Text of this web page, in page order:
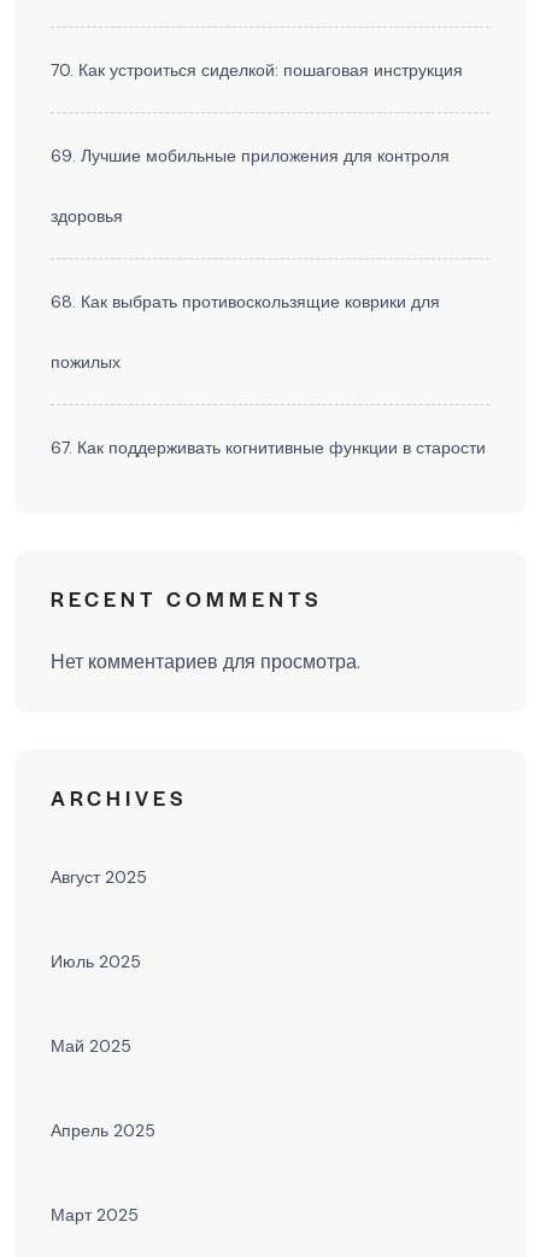
70. Как устроиться сиделкой: пошаговая инструкция
69. Лучшие мобильные приложения для контроля
здоровья
68. Как выбрать противоскользящие коврики для
пожилых
67. Как поддерживать когнитивные функции в старости
RECENT COMMENTS
Нет комментариев для просмотра.
ARCHIVES
Август 2025
Июль 2025
Май 2025
Апрель 2025
Март 2025